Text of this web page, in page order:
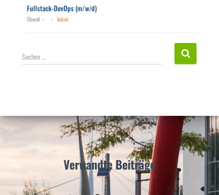
Fullstack-DevOps (m/w/d)
Überall Teilzeit
S
u
n
Suchen …
Verwandte Beiträge